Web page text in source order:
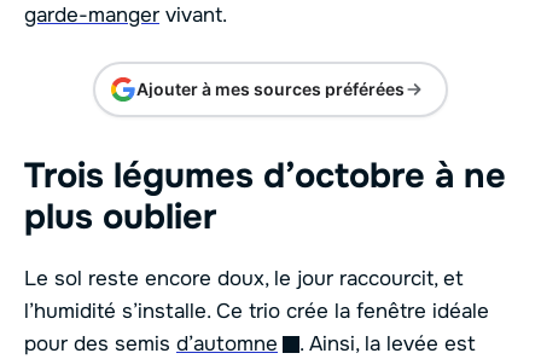
garde-manger vivant.
Ajouter à mes sources préférées
Trois légumes d’octobre à ne
plus oublier
Le sol reste encore doux, le jour raccourcit, et
l’humidité s’installe. Ce trio crée la fenêtre idéale
pour des semis d’automne
. Ainsi, la levée est